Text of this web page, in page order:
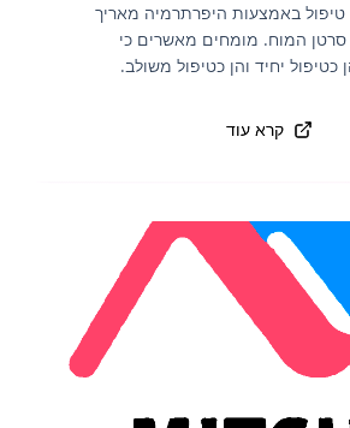
באמצעות היפרתרמיה מאריך
סרטן המוח. מומחים מאשרים כי
כטיפול יחיד והן כטיפול משולב.
קרא עוד